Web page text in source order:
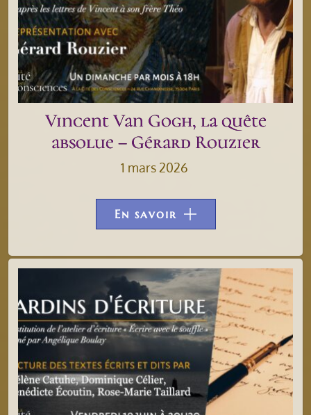
Vincent Van Gogh, la quête
absolue – Gérard Rouzier
1 mars 2026
En savoir